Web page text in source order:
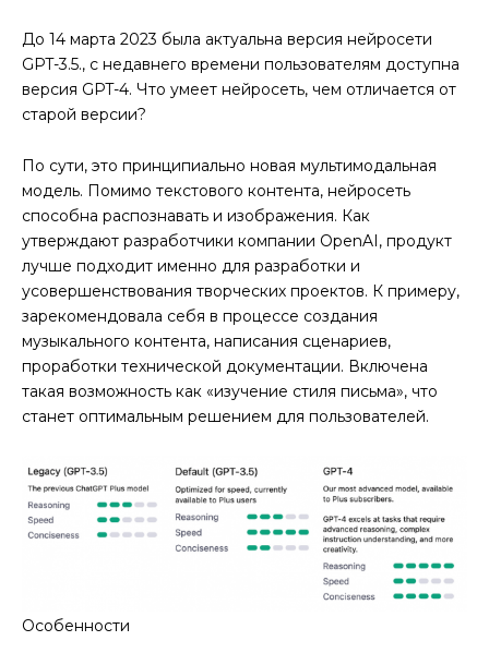
До 14 марта 2023 была актуальна версия нейросети
GPT-3.5., с недавнего времени пользователям доступна
версия GPT-4. Что умеет нейросеть, чем отличается от
старой версии?
По сути, это принципиально новая мультимодальная
модель. Помимо текстового контента, нейросеть
способна распознавать и изображения. Как
утверждают разработчики компании OpenAI, продукт
лучше подходит именно для разработки и
усовершенствования творческих проектов. К примеру,
зарекомендовала себя в процессе создания
музыкального контента, написания сценариев,
проработки технической документации. Включена
такая возможность как «изучение стиля письма», что
станет оптимальным решением для пользователей.
Особенности